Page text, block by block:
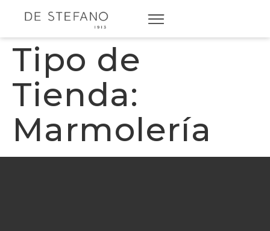
Tipo de
Tienda:
Marmolería